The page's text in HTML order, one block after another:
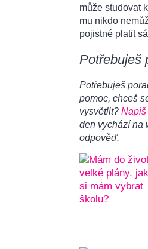
může studovat
mu nikdo
pojistné platit
Potřebuješ
Potřebuješ
pomoc, chceš
vysvětlit? Napiš
den vychází na
odpověď.